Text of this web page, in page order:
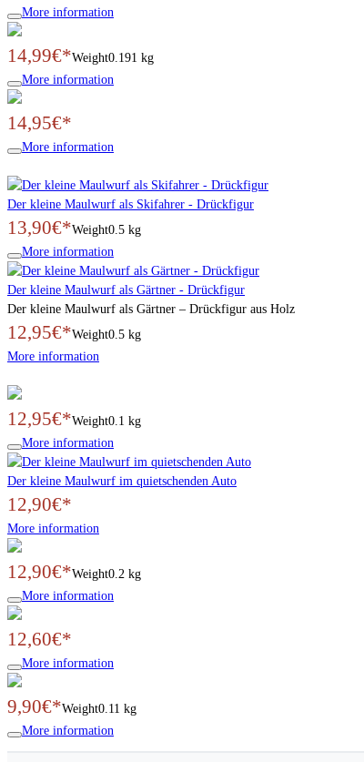
More information
14,99€*Weight0.191 kg
More information
14,95€*
More information
Der kleine Maulwurf als Skifahrer - Drückfigur
13,90€*Weight0.5 kg
More information
Der kleine Maulwurf als Gärtner - Drückfigur
Der kleine Maulwurf als Gärtner – Drückfigur aus Holz
12,95€*Weight0.5 kg
More information
12,95€*Weight0.1 kg
More information
Der kleine Maulwurf im quietschenden Auto
12,90€*
More information
12,90€*Weight0.2 kg
More information
12,60€*
More information
9,90€*Weight0.11 kg
More information